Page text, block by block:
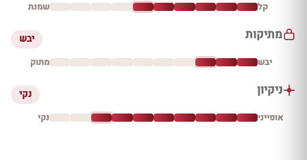
קל שמנת
מתיקות יבש
יבש מתוק
ניקיון נקי
אופייני נקי